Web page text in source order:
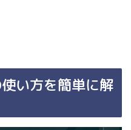
い方を簡単に解